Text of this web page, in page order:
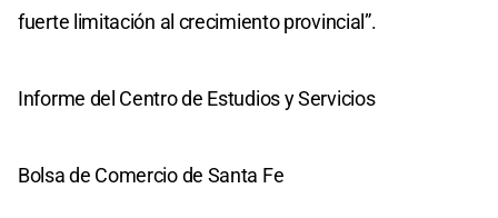
fuerte limitación al crecimiento provincial”.
Informe del Centro de Estudios y Servicios
Bolsa de Comercio de Santa Fe